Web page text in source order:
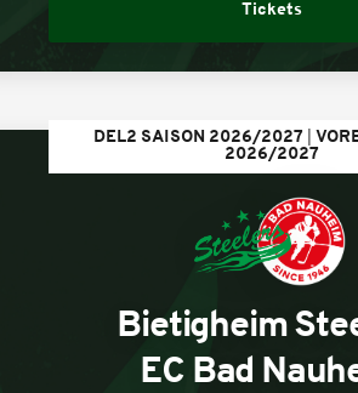
Tickets
DEL2 SAISON 2026/2027
2026/2027
Bietigheim
EC Bad